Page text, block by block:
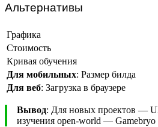
Альтернативы
Графика
Стоимость
Кривая обучения
Для мобильных: Размер билда
Для веб: Загрузка в браузере
Вывод: Для новых проектов —
изучения open-world — Gamebryo